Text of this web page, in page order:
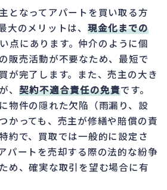
となってアパートを買い取る方
大のメリットは、 現金化までの
点にあります。仲介のように個
販売活動が不要なため、最短で
が完了します。また、売主の大き
、 契約不適合責任の免責です。
物件の隠れた欠陥（雨漏り、設
かっても、売主が修繕や賠償の責
約で、買取では一般的に設定さ
パートを売却する際の法的な紛争
め、確実な取引を望む場合に有